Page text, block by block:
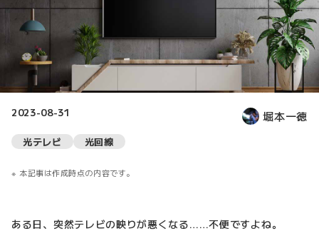
2023-08-31 堀本一徳
光テレビ 光回線
本記事は作成時点の内容です。
ある日、突然テレビの映りが悪くなる……不便ですよね。